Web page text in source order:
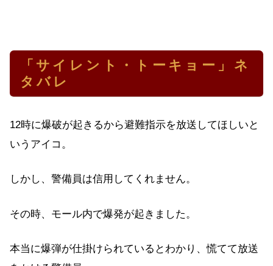
「サイレント・トーキョー」ネ
タバレ
12時に爆破が起きるから避難指示を放送してほしいと
いうアイコ。
しかし、警備員は信用してくれません。
その時、モール内で爆発が起きました。
本当に爆弾が仕掛けられているとわかり、慌てて放送